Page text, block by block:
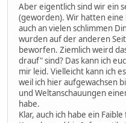
Aber eigentlich sind wir ein
(geworden). Wir hatten
auch an vielen schlimmen
wurden auf der anderen
beworfen. Ziemlich weird
drauf" sind? Das kann ich
mir leid. Vielleicht kann ich
weil ich hier aufgewachsen
und Weltanschauungen
habe.
Klar, auch ich habe ein